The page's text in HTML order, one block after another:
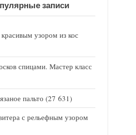
записи
узором из кос
спицами. Мастер класс
пальто (27 631)
с рельефным узором